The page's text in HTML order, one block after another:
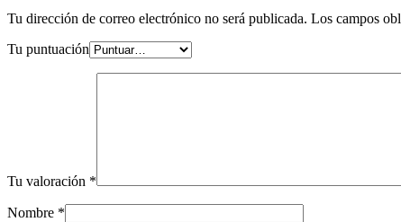
Tu dirección de correo electrónico no será publicada. Los campos
Tu puntuación
Tu valoración *
Nombre *